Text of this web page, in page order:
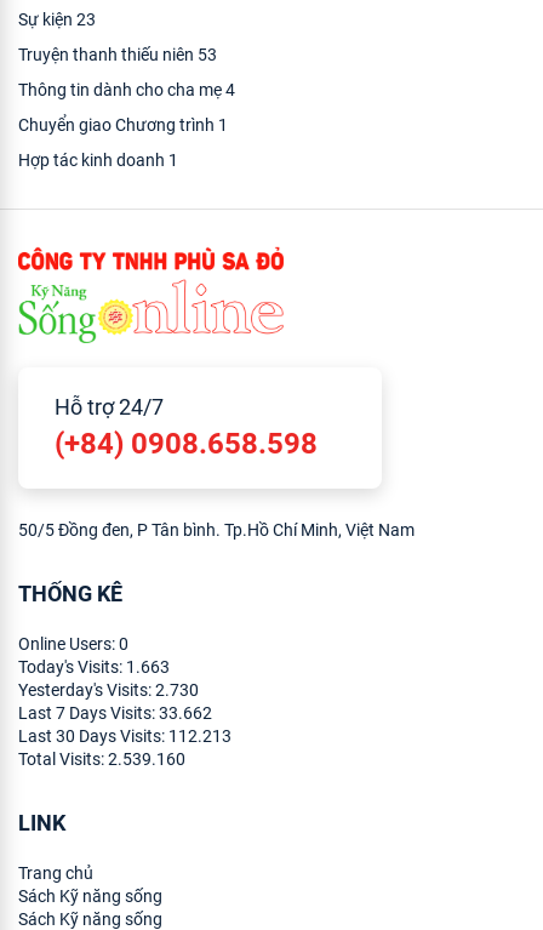
Sự kiện 23
Truyện thanh thiếu niên 53
Thông tin dành cho cha mẹ4
Chuyển giao Chương trình 1
Hợp tác kinh doanh 1
Hỗ trợ 24/7
(+84) 0908.658.598
50/5 Đồng đen, P Tân bình. Tp.Hồ Chí Minh, Việt Nam
THỐNG KÊ
Online Users:0
Today's Visits: 1.663
Yesterday's Visits:2.730
Last 7 Days Visits:33.662
Last 30 Days Visits: 112.213
Total Visits:2.539.160
LINK
Trang chủ
Sách Kỹ năng sống
Sách Kỹ năng sống